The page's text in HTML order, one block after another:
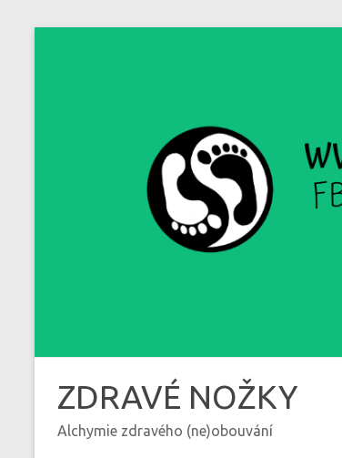
ZDRAVÉ NOŽKY
Alchymie zdravého (ne)obouvání